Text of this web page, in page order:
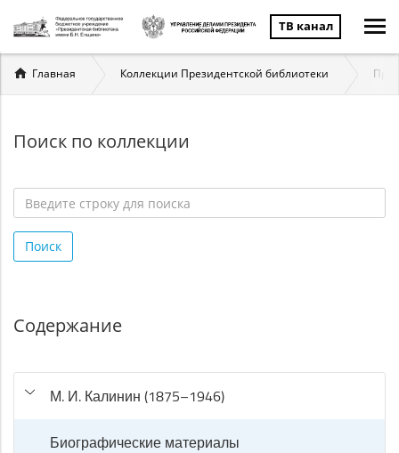
ТВ канал
Вы
здесь
Главная Коллекции Президентской библиотеки
Поиск по коллекции
строку
для
Поиск
Содержание
М. И. Калинин (1875–1946)
Биографические материалы